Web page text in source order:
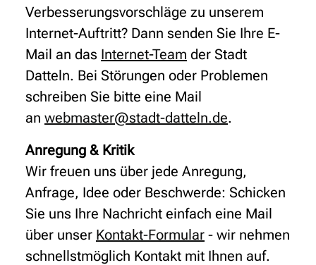
Verbesserungsvorschläge zu unserem
Internet-Auftritt? Dann senden Sie Ihre E-
Mail an das Internet-Team der Stadt
Datteln. Bei Störungen oder Problemen
schreiben Sie bitte eine Mail
an webmaster@stadt-datteln.de.
Anregung & Kritik
Wir freuen uns über jede Anregung,
Anfrage, Idee oder Beschwerde: Schicken
Sie uns Ihre Nachricht einfach eine Mail
über unser Kontakt-Formular - wir nehmen
schnellstmöglich Kontakt mit Ihnen auf.